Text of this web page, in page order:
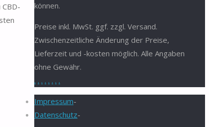
können.
Preise inkl. MwSt. ggf. zzgl. Versand.
Zwischenzeitliche Änderung der Preise,
Lieferzeit und -kosten möglich. Alle Angaben
ohne Gewähr.
. . . . . . . .
Impressum-
Datenschutz-